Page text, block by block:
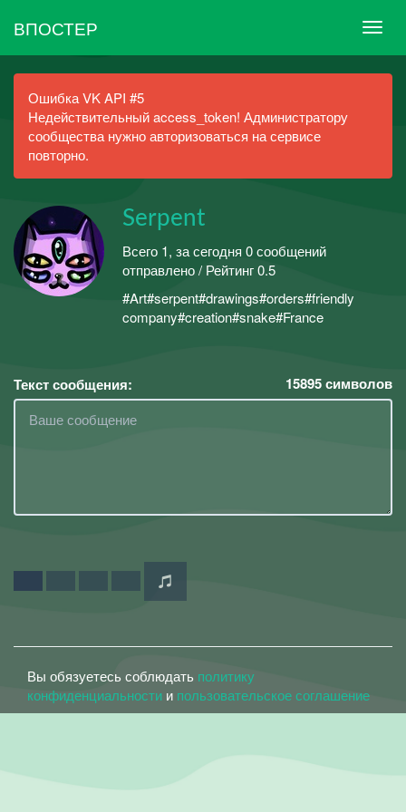
ВПОСТЕР
Ошибка VK API #5
Недействительный access_token! Администратору
сообщества нужно авторизоваться на сервисе
повторно.
Serpent
Всего 1, за сегодня 0 сообщений
отправлено / Рейтинг 0.5
#Art#serpent#drawings#orders#friendly
company#creation#snake#France
Текст сообщения: 15895символов
Вы обязуетесь соблюдать политику
конфиденциальности и пользовательское соглашение